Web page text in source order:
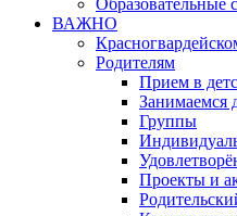
Образовательные
ВАЖНО
Родителям
Прием в
Занимаемся
Группы
Проекты и